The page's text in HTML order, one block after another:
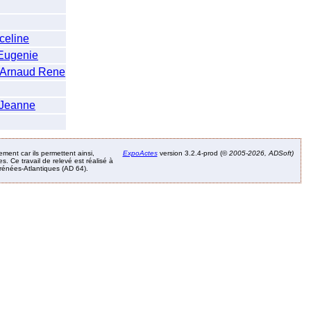
Rene
car ils permettent ainsi,
Ce travail de relevé est réalisé à
Atlantiques (AD 64).
ExpoActesversion 3.2.4-prod (©2005-2026, ADSoft)